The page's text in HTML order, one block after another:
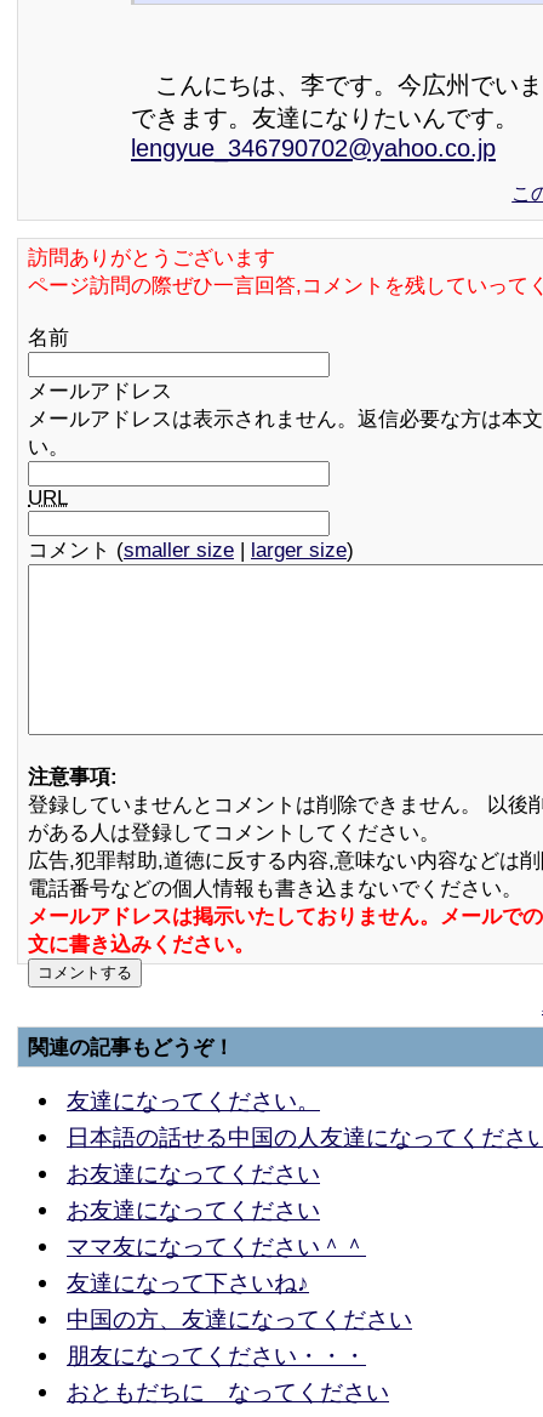
こんにちは、李です。今広州でい
できます。友達になりたいんです。
lengyue_346790702@yahoo.co.jp
こ
訪問ありがとうございます
ページ訪問の際ぜひ一言回答,コメントを残していって
名前
メールアドレス
メールアドレスは表示されません。返信必要な方は本
い。
URL
コメント (smaller size | larger size)
注意事項:
登録していませんとコメントは削除できません。 以後
がある人は登録してコメントしてください。
広告,犯罪幇助,道徳に反する内容,意味ない内容などは
電話番号などの個人情報も書き込まないでください。
メールアドレスは掲示いたしておりません。メールで
文に書き込みください。
関連の記事もどうぞ！
友達になってください。
日本語の話せる中国の人友達になってくださ
お友達になってください
お友達になってください
ママ友になってください＾＾
友達になって下さいね♪
中国の方、友達になってください
朋友になってください・・・
おともだちに なってください